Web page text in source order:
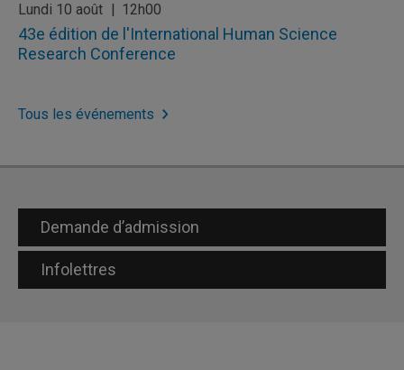
Lundi 10 août 12h00
43e édition de l'International Human Science
Research Conference
Tous les événements
Demande d’admission
Infolettres